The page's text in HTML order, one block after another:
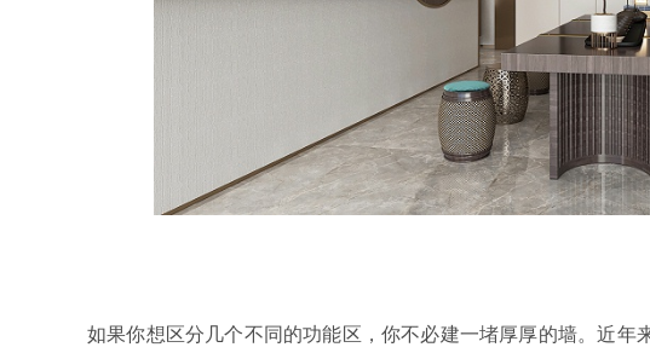
如果你想区分几个不同的功能区，你不必建一堵厚厚的墙。近